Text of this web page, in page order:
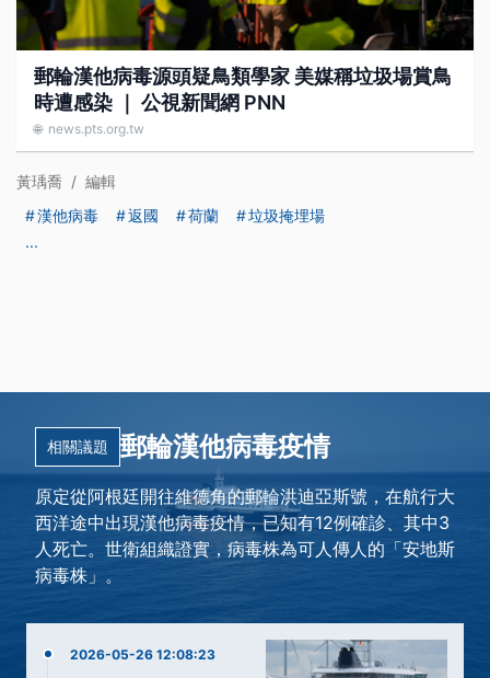
郵輪漢他病毒源頭疑鳥類學家 美媒稱垃圾場賞鳥
時遭感染 ｜ 公視新聞網 PNN
🌐 news.pts.org.tw
黃瑀喬 / 編輯
漢他病毒
返國 荷蘭
垃圾掩埋場
...
相關議題 郵輪漢他病毒疫情
原定從阿根廷開往維德角的郵輪洪迪亞斯號，在航行大
西洋途中出現漢他病毒疫情，已知有12例確診、其中3
人死亡。世衛組織證實，病毒株為可人傳人的「安地斯
病毒株」。
2026-05-26 12:08:23